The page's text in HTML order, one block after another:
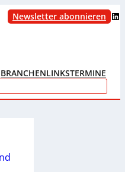
Newsletter abonnieren LinkedIn
BRANCHENLINKSTERMINE